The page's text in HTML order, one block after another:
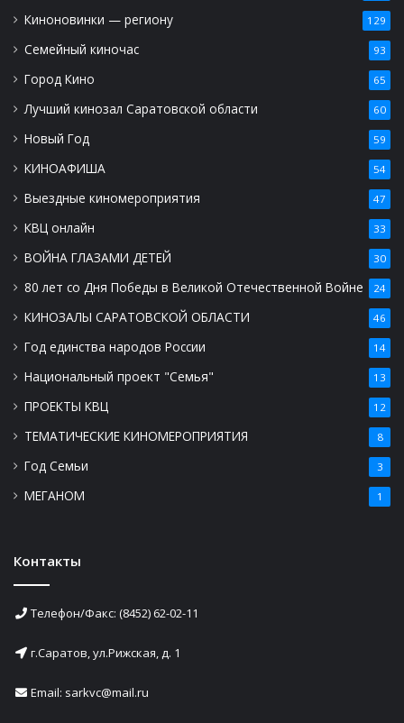
Киноновинки — региону 129
Семейный киночас 93
Город Кино 65
Лучший кинозал Саратовской области 60
Новый Год 59
КИНОАФИША 54
Выездные киномероприятия 47
КВЦ онлайн 33
ВОЙНА ГЛАЗАМИ ДЕТЕЙ 30
80 лет со Дня Победы в Великой Отечественной Войне 24
КИНОЗАЛЫ САРАТОВСКОЙ ОБЛАСТИ 46
Год единства народов России 14
Национальный проект "Семья" 13
ПРОЕКТЫ КВЦ 12
ТЕМАТИЧЕСКИЕ КИНОМЕРОПРИЯТИЯ 8
Год Семьи 3
МЕГАНОМ 1
Контакты
Телефон/Факс: (8452) 62-02-11
г.Саратов, ул.Рижская, д. 1
Email: sarkvc@mail.ru